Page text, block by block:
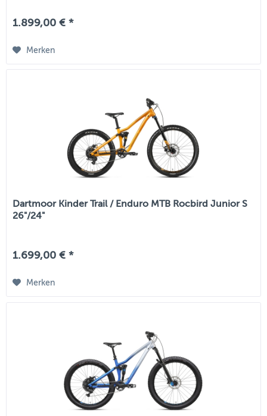
1.899,00 € *
Merken
Dartmoor Kinder Trail / Enduro MTB Rocbird Junior S
26"/24"
1.699,00 € *
Merken